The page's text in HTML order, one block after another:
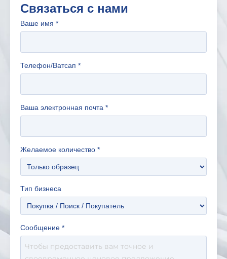
Связаться с нами
Ваше имя *
Телефон/Ватсап *
Ваша электронная почта *
Желаемое количество *
Тип бизнеса
Сообщение *